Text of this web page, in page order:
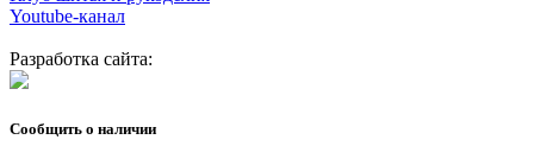
Youtube-канал
Разработка сайта:
Сообщить о наличии